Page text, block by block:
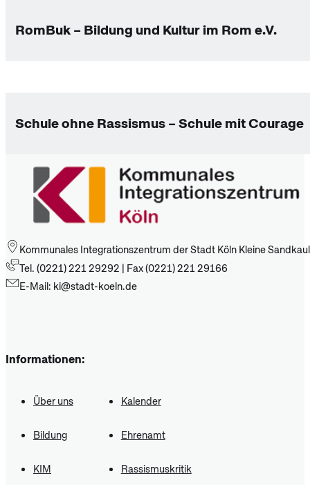
RomBuk – Bildung und Kultur im Rom e.V.
Schule ohne Rassismus – Schule mit Courage
Kommunales Integrationszentrum der Stadt Köln Kleine
Tel. (0221) 221 29292 | Fax (0221) 221 29166
E-Mail: ki@stadt-koeln.de
Informationen:
Über uns Kalender
Bildung Ehrenamt
KIM Rassismuskritik